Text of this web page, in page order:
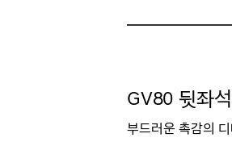
GV80 뒷좌
부드러운 촉감의